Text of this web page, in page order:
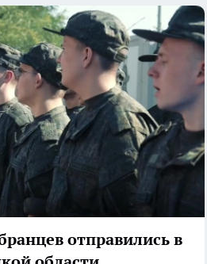
отправились в